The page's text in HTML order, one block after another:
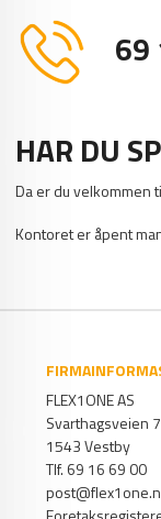
69
HAR DU
Da er du velkommen
Kontoret er åpent
FLEX1ONE AS
Svarthagsveien 7
1543 Vestby
Tlf. 69 16 69 00